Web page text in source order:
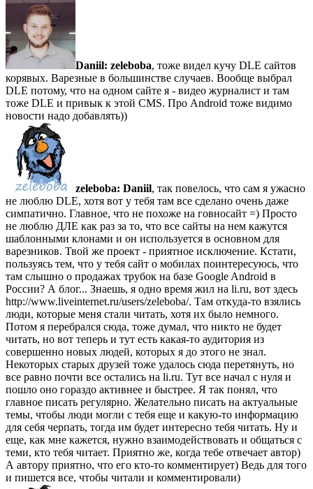
Daniil: zeleboba, тоже видел кучу DLE сайтов
корявых. Варезные в большинстве случаев. Вообще выбрал
DLE потому, что на одном сайте я - видео журналист и там
тоже DLE и привык к этой CMS. Про Android тоже видимо
новости надо добавлять))
zeleboba: Daniil, так повелось, что сам я ужасно
не люблю DLE, хотя вот у тебя там все сделано очень даже
симпатично. Главное, что не похоже на говносайт =) Просто
не люблю ДЛЕ как раз за то, что все сайты на нем кажутся
шаблонными клонами и он используется в основном для
варезников. Твой же проект - приятное исключение. Кстати,
пользуясь тем, что у тебя сайт о мобилах поинтересуюсь, что
там слышно о продажах трубок на базе Google Android в
России? А блог... Знаешь, я одно время жил на li.ru, вот здесь
http://www.liveinternet.ru/users/zeleboba/. Там откуда-то взялись
люди, которые меня стали читать, хотя их было немного.
Потом я перебрался сюда, тоже думал, что никто не будет
читать, но вот теперь и тут есть какая-то аудитория из
совершенно новых людей, которых я до этого не знал.
Некоторых старых друзей тоже удалось сюда перетянуть, но
все равно почти все остались на li.ru. Тут все начал с нуля и
пошло оно гораздо активнее и быстрее. Я так понял, что
главное писать регулярно. Желательно писать на актуальные
темы, чтобы люди могли с тебя еще и какую-то информацию
для себя черпать, тогда им будет интересно тебя читать. Ну и
еще, как мне кажется, нужно взаимодействовать и общаться с
теми, кто тебя читает. Приятно же, когда тебе отвечает автор)
А автору приятно, что его кто-то комментирует) Ведь для того
и пишется все, чтобы читали и комментировали)